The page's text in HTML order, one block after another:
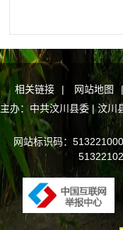
相关链接 | 网站地图 |
主办：中共汶川县委 | 汶
网站标识码：